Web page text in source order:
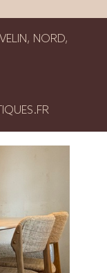
NORD,